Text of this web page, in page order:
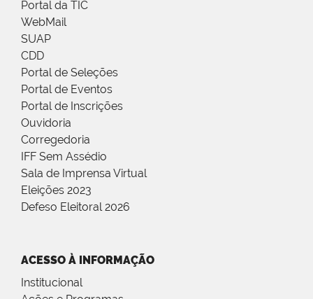
Portal da TIC
WebMail
SUAP
CDD
Portal de Seleções
Portal de Eventos
Portal de Inscrições
Ouvidoria
Corregedoria
IFF Sem Assédio
Sala de Imprensa Virtual
Eleições 2023
Defeso Eleitoral 2026
ACESSO À INFORMAÇÃO
Institucional